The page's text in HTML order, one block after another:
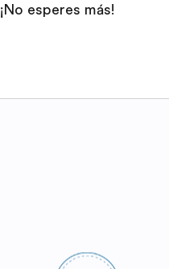
¡No esperes más!